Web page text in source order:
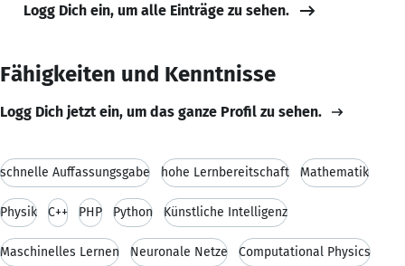
Logg Dich ein, um alle Einträge zu sehen.
Fähigkeiten und Kenntnisse
Logg Dich jetzt ein, um das ganze Profil zu sehen.
schnelle Auffassungsgabe hohe Lernbereitschaft Mathematik
Physik C++ PHP Python Künstliche Intelligenz
Maschinelles Lernen Neuronale Netze Computational Physics